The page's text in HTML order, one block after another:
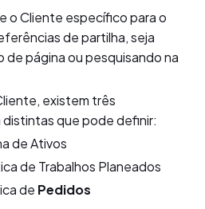
o Cliente específico para o
de partilha, seja
de página ou pesquisando na
existem três
que pode definir:
de Ativos
de Trabalhos Planeados
de Pedidos